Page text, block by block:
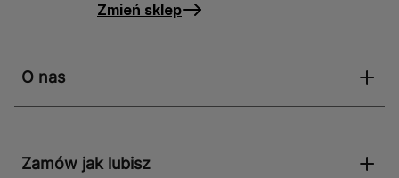
Zmień sklep
O nas
Zamów jak lubisz